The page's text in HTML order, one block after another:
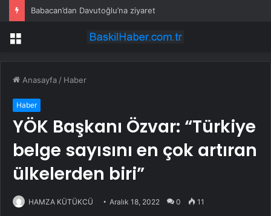
Babacan’dan Davutoğlu’na ziyaret
Menü
Anasayfa / Haber
Haber
YÖK Başkanı Özvar: “Türkiye
belge sayısını en çok artıran
ülkelerden biri”
HAMZA KÜTÜKCÜ Aralık 18, 2022 0 11